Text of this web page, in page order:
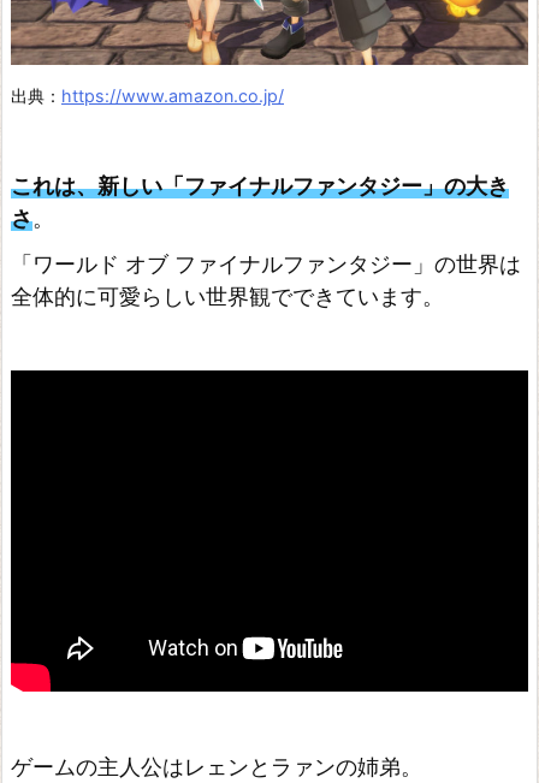
出典： https://www.amazon.co.jp/
これは、新しい「ファイナルファンタジー」の大き
さ。
「ワールド オブ ファイナルファンタジー」の世界は
全体的に可愛らしい世界観でできています。
ゲームの主人公はレェンとラァンの姉弟。